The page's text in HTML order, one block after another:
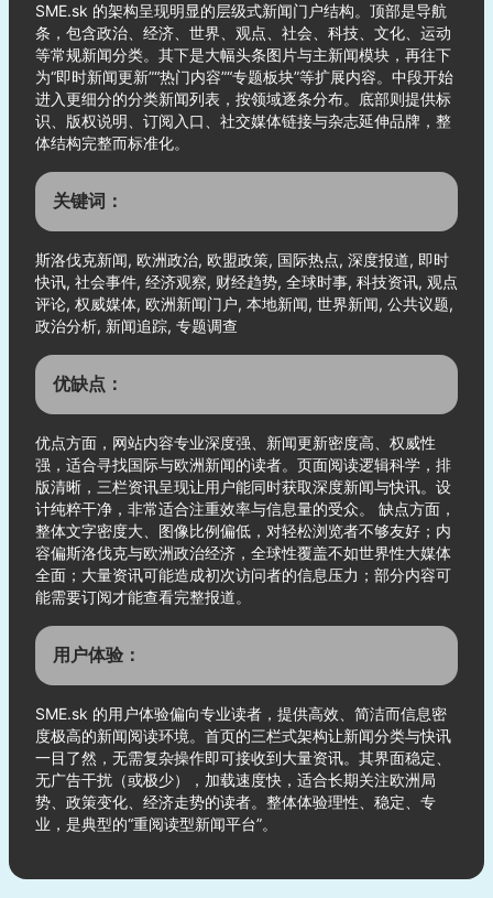
SME.sk 的架构呈现明显的层级式新闻门户结构。顶部是导航
条，包含政治、经济、世界、观点、社会、科技、文化、运动
等常规新闻分类。其下是大幅头条图片与主新闻模块，再往下
为“即时新闻更新”“热门内容”“专题板块”等扩展内容。中段开始
进入更细分的分类新闻列表，按领域逐条分布。底部则提供标
识、版权说明、订阅入口、社交媒体链接与杂志延伸品牌，整
体结构完整而标准化。
关键词：
斯洛伐克新闻, 欧洲政治, 欧盟政策, 国际热点, 深度报道, 即时
快讯, 社会事件, 经济观察, 财经趋势, 全球时事, 科技资讯, 观点
评论, 权威媒体, 欧洲新闻门户, 本地新闻, 世界新闻, 公共议题,
政治分析, 新闻追踪, 专题调查
优缺点：
优点方面，网站内容专业深度强、新闻更新密度高、权威性
强，适合寻找国际与欧洲新闻的读者。页面阅读逻辑科学，排
版清晰，三栏资讯呈现让用户能同时获取深度新闻与快讯。设
计纯粹干净，非常适合注重效率与信息量的受众。 缺点方面，
整体文字密度大、图像比例偏低，对轻松浏览者不够友好；内
容偏斯洛伐克与欧洲政治经济，全球性覆盖不如世界性大媒体
全面；大量资讯可能造成初次访问者的信息压力；部分内容可
能需要订阅才能查看完整报道。
用户体验：
SME.sk 的用户体验偏向专业读者，提供高效、简洁而信息密
度极高的新闻阅读环境。首页的三栏式架构让新闻分类与快讯
一目了然，无需复杂操作即可接收到大量资讯。其界面稳定、
无广告干扰（或极少），加载速度快，适合长期关注欧洲局
势、政策变化、经济走势的读者。整体体验理性、稳定、专
业，是典型的“重阅读型新闻平台”。